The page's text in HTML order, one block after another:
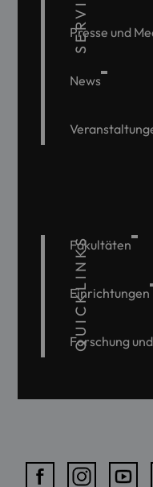
Presse und
News
QUICKLINKS
Fakultäten
Einrichtungen
Forschung